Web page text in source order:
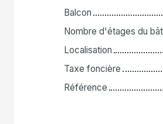
Balcon
Nombre d'étages du
Localisation
Taxe foncière
Référence